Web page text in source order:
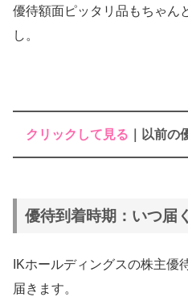
優待額面ピッタリ品もちゃん
し。
クリックして見る ｜以前の
①買物優待券
②グルメセット
株数
優待到着時期：いつ届
IKホールディングスの株主優
届きます。